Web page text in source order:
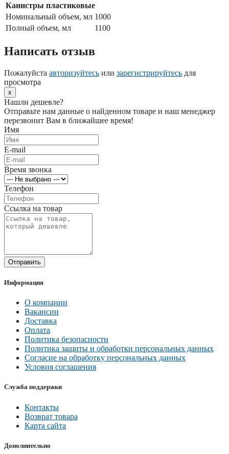
Канистры пластиковые
Номинальный объем, мл 1000
Полный объем, мл
1100
Написать отзыв
Пожалуйста авторизуйтесь или зарегистрируйтесь для
просмотра
x
Нашли дешевле?
Отправьте нам данные о найденном товаре и наш менеджер
перезвонит Вам в ближайшее время!
Имя
E-mail
Время звонка
Телефон
Ссылка на товар
Отправить
Информация
О компании
Вакансии
Доставка
Оплата
Политика безопасности
Политика защиты и обработки персональных данных
Согласие на обработку персональных данных
Условия соглашения
Служба поддержки
Контакты
Возврат товара
Карта сайта
Дополнительно